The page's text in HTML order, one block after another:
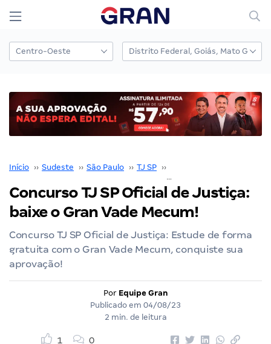
Início ›› Sudeste ›› São Paulo ›› TJ SP ››
Concurso TJ SP Oficial de Justiça:
baixe o Gran Vade Mecum!
Concurso TJ SP Oficial de Justiça: Estude de forma
gratuita com o Gran Vade Mecum, conquiste sua
aprovação!
Por Equipe Gran
Publicado em 04/08/23
2 min. de leitura
1 0